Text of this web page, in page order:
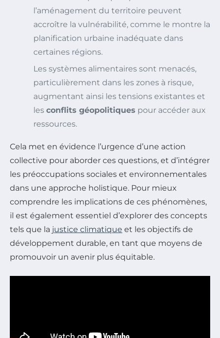
l’aménagement du territoire peuvent
accroître la vulnérabilité, comme le montre la
planification urbaine inadéquate dans
certaines régions.
Les systèmes alimentaires sont menacés,
particulièrement dans les zones à risque,
augmentant ainsi les tensions existantes et
les conflits géopolitiques pour accéder aux
ressources.
Cela met en évidence l’urgence d’une action
collective pour aborder ces questions, et d’intégrer
les préoccupations sociales et environnementales
dans une approche holistique. Pour mieux
comprendre les implications de ces phénomènes,
il est également essentiel d’explorer des concepts
tels que la justice climatique et les objectifs de
développement durable, en tant que moyens de
promouvoir un avenir plus équitable.